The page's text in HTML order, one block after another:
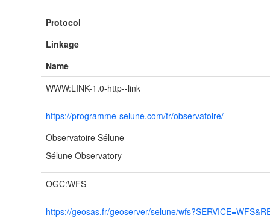
Protocol
Linkage
Name
WWW:LINK-1.0-http--link
https://programme-selune.com/fr/observatoire/
Observatoire Sélune
Sélune Observatory
OGC:WFS
https://geosas.fr/geoserver/selune/